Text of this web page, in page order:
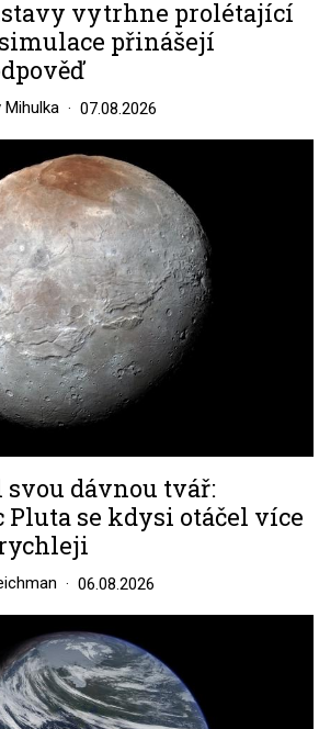
vytrhne prolétající
přinášejí
Mihulka 07.08.2026
svou dávnou tvář:
Pluta se kdysi otáčel více
06.08.2026